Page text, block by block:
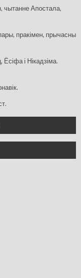
чытанне Апостала,
пракімен, прычасны
і Нікадзіма.